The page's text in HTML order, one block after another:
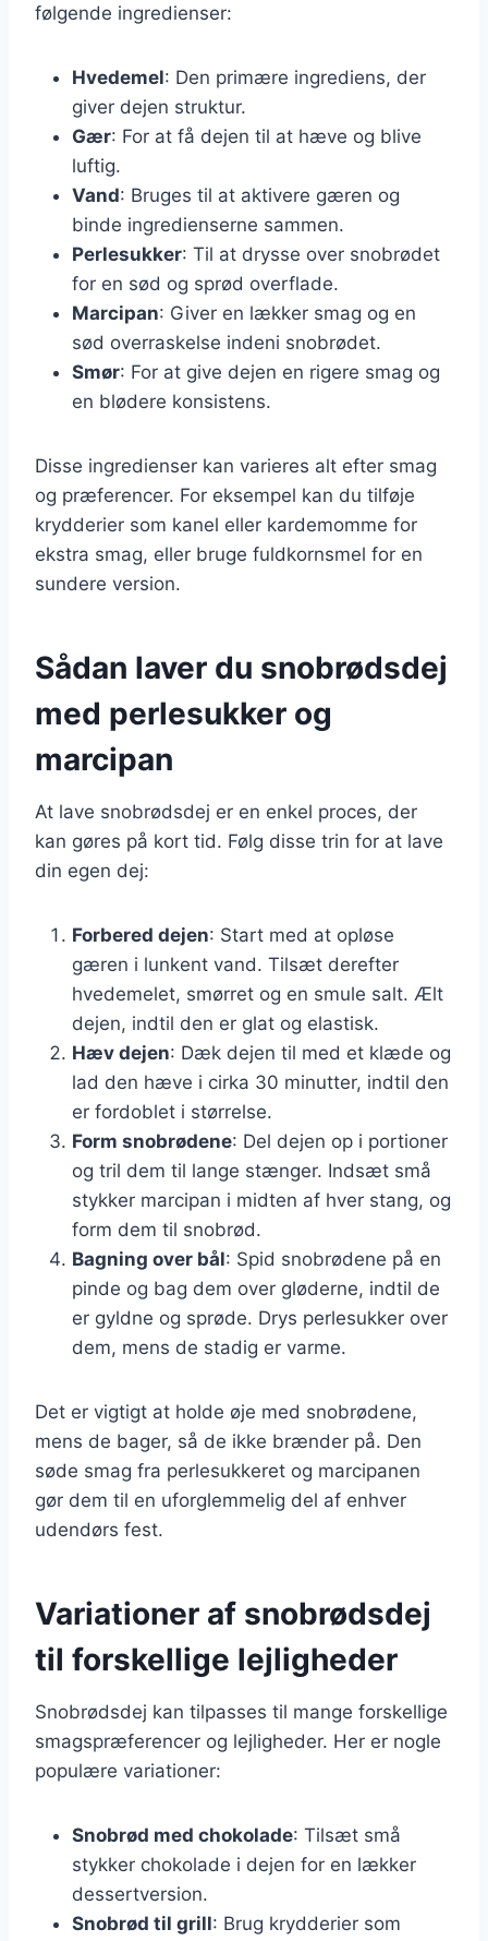
følgende ingredienser:
Hvedemel: Den primære ingrediens, der
giver dejen struktur.
Gær: For at få dejen til at hæve og blive
luftig.
Vand: Bruges til at aktivere gæren og
binde ingredienserne sammen.
Perlesukker: Til at drysse over snobrødet
for en sød og sprød overflade.
Marcipan: Giver en lækker smag og en
sød overraskelse indeni snobrødet.
Smør: For at give dejen en rigere smag og
en blødere konsistens.
Disse ingredienser kan varieres alt efter smag
og præferencer. For eksempel kan du tilføje
krydderier som kanel eller kardemomme for
ekstra smag, eller bruge fuldkornsmel for en
sundere version.
Sådan laver du snobrødsdej
med perlesukker og
marcipan
At lave snobrødsdej er en enkel proces, der
kan gøres på kort tid. Følg disse trin for at lave
din egen dej:
Forbered dejen: Start med at opløse
gæren i lunkent vand. Tilsæt derefter
hvedemelet, smørret og en smule salt. Ælt
dejen, indtil den er glat og elastisk.
Hæv dejen: Dæk dejen til med et klæde og
lad den hæve i cirka 30 minutter, indtil den
er fordoblet i størrelse.
Form snobrødene: Del dejen op i portioner
og tril dem til lange stænger. Indsæt små
stykker marcipan i midten af hver stang, og
form dem til snobrød.
Bagning over bål: Spid snobrødene på en
pinde og bag dem over gløderne, indtil de
er gyldne og sprøde. Drys perlesukker over
dem, mens de stadig er varme.
Det er vigtigt at holde øje med snobrødene,
mens de bager, så de ikke brænder på. Den
søde smag fra perlesukkeret og marcipanen
gør dem til en uforglemmelig del af enhver
udendørs fest.
Variationer af snobrødsdej
til forskellige lejligheder
Snobrødsdej kan tilpasses til mange forskellige
smagspræferencer og lejligheder. Her er nogle
populære variationer:
Snobrød med chokolade: Tilsæt små
stykker chokolade i dejen for en lækker
dessertversion.
Snobrød til grill: Brug krydderier som